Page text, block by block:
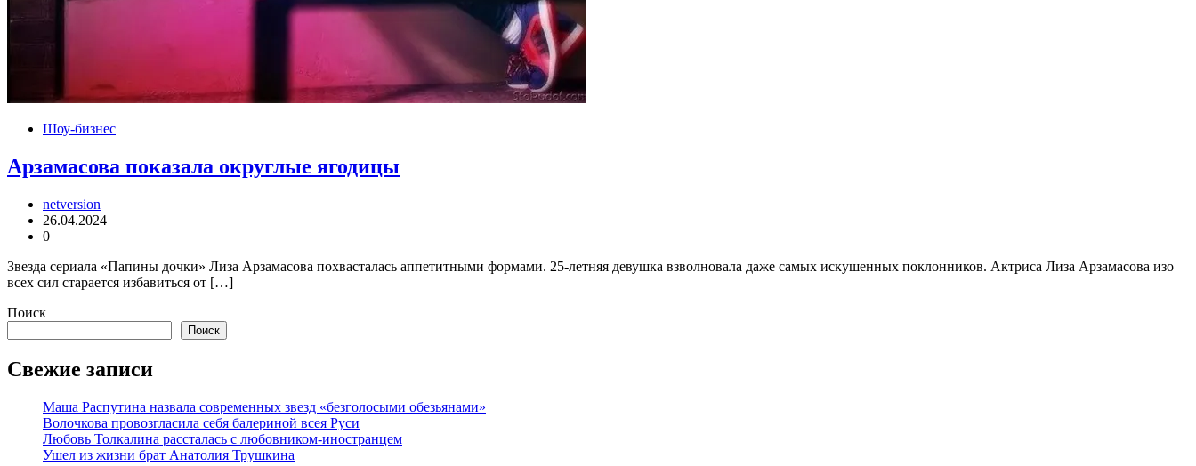
Шоу-бизнес
Арзамасова показала округлые ягодицы
netversion
26.04.2024
0
Звезда сериала «Папины дочки» Лиза Арзамасова похвасталась аппетитными формами. 25-летняя девушка взволновала даже самых искушенных поклонников. Актриса Лиза Арзамасова изо
всех сил старается избавиться от […]
Поиск
Поиск
Свежие записи
Маша Распутина назвала современных звезд «безголосыми обезьянами»
Волочкова провозгласила себя балериной всея Руси
Любовь Толкалина рассталась с любовником-иностранцем
Ушел из жизни брат Анатолия Трушкина